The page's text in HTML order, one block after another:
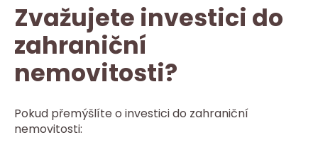
Zvažujete investici do
zahraniční
nemovitosti?
Pokud přemýšlíte o investici do zahraniční
nemovitosti: